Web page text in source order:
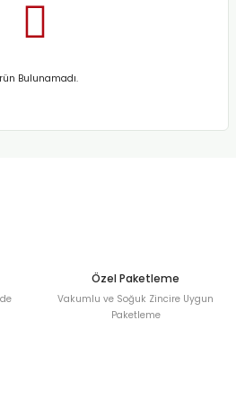
Bulunamadı.
Özel Paketleme
Vakumlu ve Soğuk Zincire Uygun
Paketleme